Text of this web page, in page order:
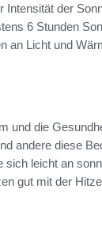
der
6 Stunden
an Licht und
und die
andere diese
leicht an
gut mit der